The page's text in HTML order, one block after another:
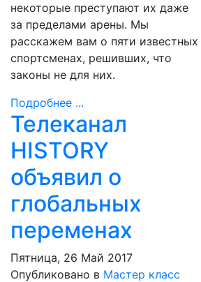
некоторые преступают их даже
за пределами арены. Мы
расскажем вам о пяти известных
спортсменах, решивших, что
законы не для них.
Подробнее ...
Телеканал
HISTORY
объявил о
глобальных
переменах
Пятница, 26 Май 2017
Опубликовано в Мастер класс